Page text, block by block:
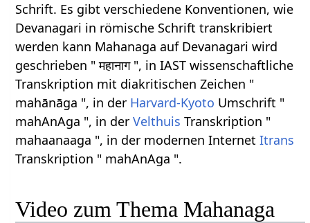
Schrift. Es gibt verschiedene Konventionen, wie
Devanagari in römische Schrift transkribiert
werden kann Mahanaga auf Devanagari wird
geschrieben " महानाग ", in IAST wissenschaftliche
Transkription mit diakritischen Zeichen "
mahānāga ", in der Harvard-Kyoto Umschrift "
mahAnAga ", in derVelthuis Transkription "
mahaanaaga ", in der modernen InternetItrans
Transkription " mahAnAga ".
Video zum Thema Mahanaga